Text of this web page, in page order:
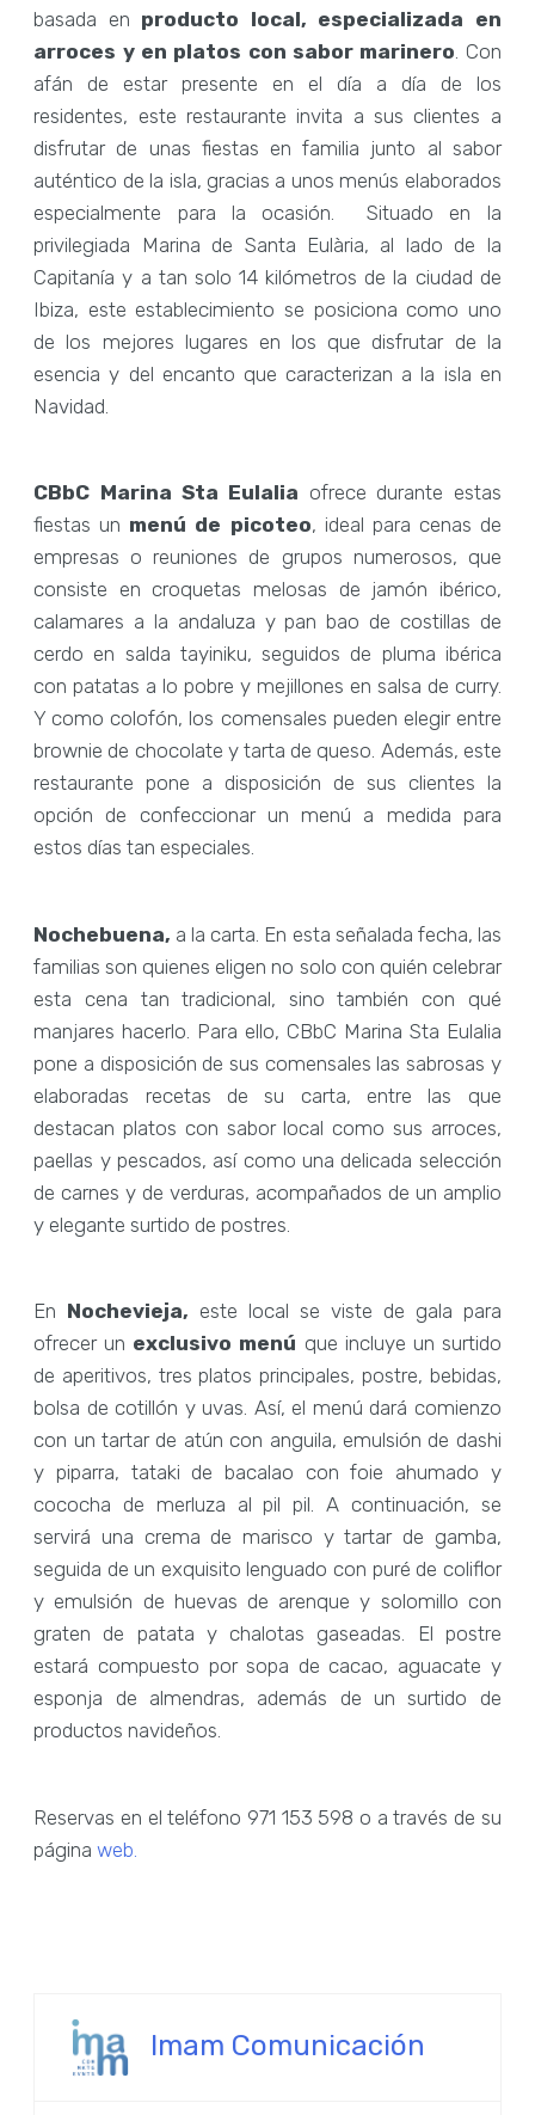
basada en producto local, especializada en
arroces y en platos con sabor marinero . Con
afán de estar presente en el día a día de los
residentes, este restaurante invita a sus clientes a
disfrutar de unas fiestas en familia junto al sabor
auténtico de la isla, gracias a unos menús elaborados
especialmente para la ocasión. Situado en la
privilegiada Marina de Santa Eulària, al lado de la
Capitanía y a tan solo 14 kilómetros de la ciudad de
Ibiza, este establecimiento se posiciona como uno
de los mejores lugares en los que disfrutar de la
esencia y del encanto que caracterizan a la isla en
Navidad.
CBbC Marina Sta Eulalia ofrece durante estas
fiestas un menú de picoteo, ideal para cenas de
empresas o reuniones de grupos numerosos, que
consiste en croquetas melosas de jamón ibérico,
calamares a la andaluza y pan bao de costillas de
cerdo en salda tayiniku, seguidos de pluma ibérica
con patatas a lo pobre y mejillones en salsa de curry.
Y como colofón, los comensales pueden elegir entre
brownie de chocolate y tarta de queso. Además, este
restaurante pone a disposición de sus clientes la
opción de confeccionar un menú a medida para
estos días tan especiales.
Nochebuena, a la carta. En esta señalada fecha, las
familias son quienes eligen no solo con quién celebrar
esta cena tan tradicional, sino también con qué
manjares hacerlo. Para ello, CBbC Marina Sta Eulalia
pone a disposición de sus comensales las sabrosas y
elaboradas recetas de su carta, entre las que
destacan platos con sabor local como sus arroces,
paellas y pescados, así como una delicada selección
de carnes y de verduras, acompañados de un amplio
y elegante surtido de postres.
En Nochevieja, este local se viste de gala para
ofrecer un exclusivo menú que incluye un surtido
de aperitivos, tres platos principales, postre, bebidas,
bolsa de cotillón y uvas. Así, el menú dará comienzo
con un tartar de atún con anguila, emulsión de dashi
y piparra, tataki de bacalao con foie ahumado y
cococha de merluza al pil pil. A continuación, se
servirá una crema de marisco y tartar de gamba,
seguida de un exquisito lenguado con puré de coliflor
y emulsión de huevas de arenque y solomillo con
graten de patata y chalotas gaseadas. El postre
estará compuesto por sopa de cacao, aguacate y
esponja de almendras, además de un surtido de
productos navideños.
Reservas en el teléfono 971 153 598 o a través de su
páginaweb.
Imam Comunicación